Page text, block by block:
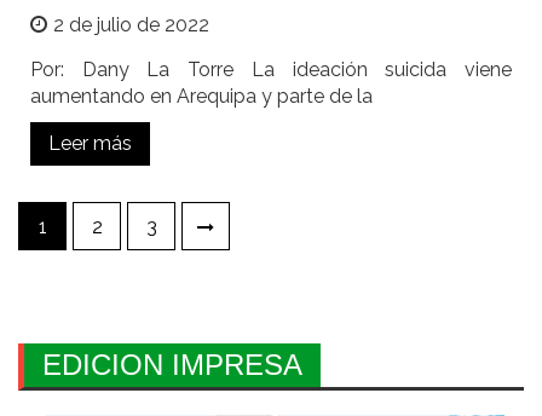
2 de julio de 2022
Por: Dany La Torre La ideación suicida viene
aumentando en Arequipa y parte de la
Leer más
Paginación
de
1 2 3
EDICION IMPRESA